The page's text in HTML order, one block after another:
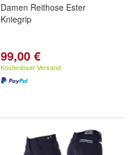
Damen Reithose Ester
Kniegrip
99,00 €
Kostenloser Versand